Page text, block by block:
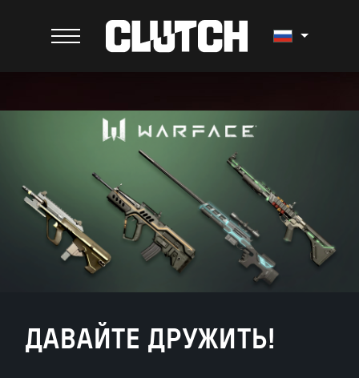
ДАВАЙТЕ ДРУЖИТЬ!